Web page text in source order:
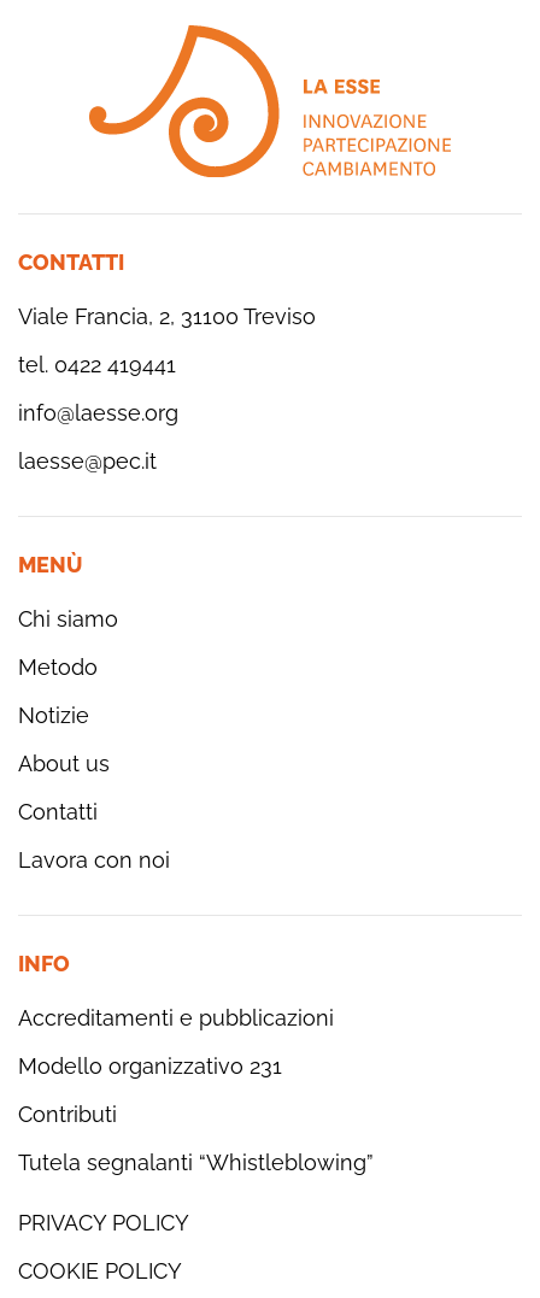
CONTATTI
Viale Francia, 2, 31100 Treviso
tel. 0422 419441
info@laesse.org
laesse@pec.it
MENÙ
Chi siamo
Metodo
Notizie
About us
Contatti
Lavora con noi
INFO
Accreditamenti e pubblicazioni
Modello organizzativo 231
Contributi
Tutela segnalanti “Whistleblowing”
PRIVACY POLICY
COOKIE POLICY